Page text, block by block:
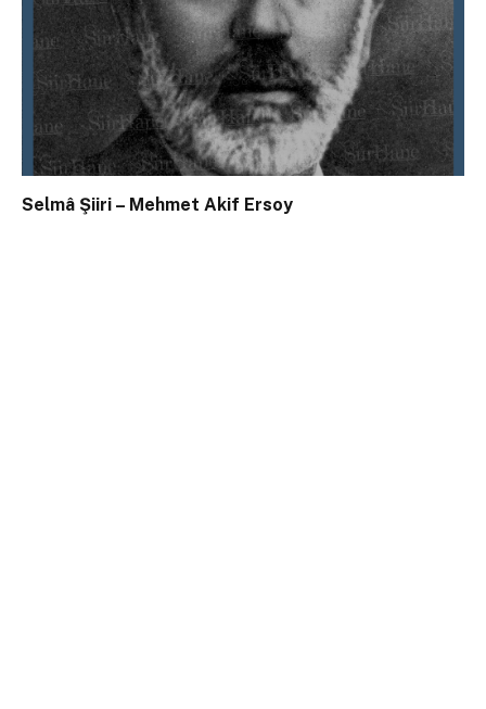
Selmâ Şiiri – Mehmet Akif Ersoy